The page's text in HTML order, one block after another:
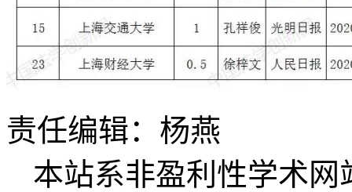
责任编辑：杨燕
本站系非盈利性学术